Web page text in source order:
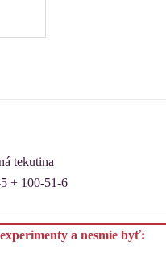
tekutina
+ 100-51-6
a nesmie byť: